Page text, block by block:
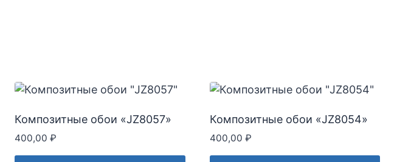
Композитные обои «JZ8057»
400,00 ₽
Композитные обои «JZ8054»
400,00 ₽